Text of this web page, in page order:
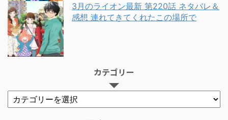
3月のライオン最新 第220話 ネタバレ＆
感想 連れてきてくれたこの場所で
カテゴリー